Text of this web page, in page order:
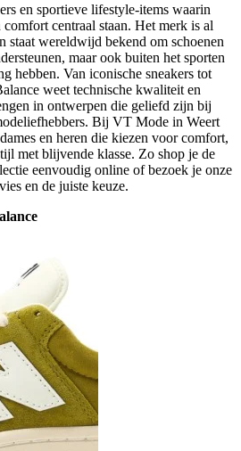
en sportieve lifestyle-items waarin
centraal staan. Het merk is al
staat wereldwijd bekend om schoenen
maar ook buiten het sporten
hebben. Van iconische sneakers tot
weet technische kwaliteit en
in ontwerpen die geliefd zijn bij
Bij VT Mode in Weert
en heren die kiezen voor comfort,
met blijvende klasse. Zo shop je de
eenvoudig online of bezoek je onze
en de juiste keuze.